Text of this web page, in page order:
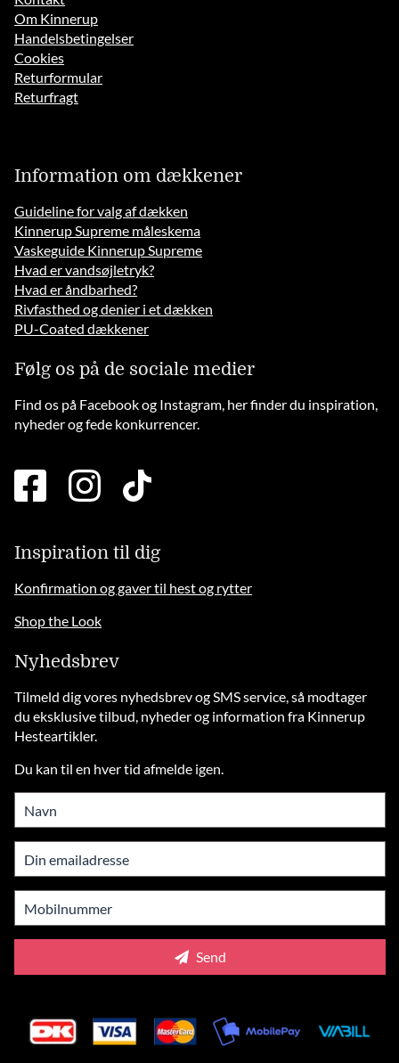
Om Kinnerup
Handelsbetingelser
Cookies
Returformular
Returfragt
Information om dækkener
Guideline for valg af dækken
Kinnerup Supreme måleskema
Vaskeguide Kinnerup Supreme
Hvad er vandsøjletryk?
Hvad er åndbarhed?
Rivfasthed og denier i et dækken
PU-Coated dækkener
Følg os på de sociale medier
Find os på Facebook og Instagram, her finder du inspiration,
nyheder og fede konkurrencer.
facebook
square
instagramtiktok
Inspiration til dig
Konfirmation og gaver til hest og rytter
Shop the Look
Nyhedsbrev
Tilmeld dig vores nyhedsbrev og SMS service, så modtager
du eksklusive tilbud, nyheder og information fra Kinnerup
Hesteartikler.
Du kan til en hver tid afmelde igen.
Send